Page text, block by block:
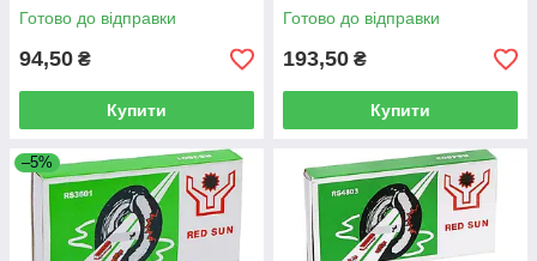
Готово до відправки
94,50 ₴
Купити
Готово до відправки
193,50 ₴
Купити
–5%